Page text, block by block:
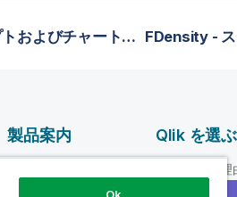
BinomInv - スクリプトおよびチャート関数
製品案内
品質
Qlik を選
Qlik を選ぶ理